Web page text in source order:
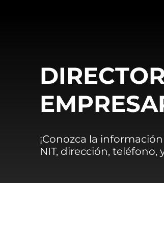
¡Conozca la
NIT, dirección,